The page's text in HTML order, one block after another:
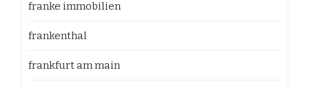
franke immobilien
frankenthal
frankfurt am main